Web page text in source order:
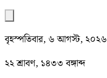
বৃহস্পতিবার, ৬ আগস্ট, ২০২৬
২২ শ্রাবণ, ১৪৩৩ বঙ্গাব্দ